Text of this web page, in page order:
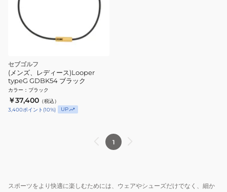
セブゴルフ
(メンズ、レディース)Looper
typeG GDBK54 ブラック
カラー ： ブラック
￥37,400 （税込）
3,400ポイント (10%) UP
1
スポーツをより快適に楽しむためには、ウェアやシューズだけでなく、細か